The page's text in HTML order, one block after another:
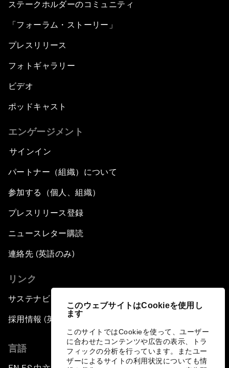
このウェブサイトはCookieを使用し
ます
このサイトではCookieを使って、ユーザー
に合わせたコンテンツや広告の表示、トラ
フィックの分析を行っています。またユー
ザーによるサイトの利用状況についても情
ステークホルダーのコミュニティ
「フォーラム・ストーリー」
プレスリリース
フォトギャラリー
ビデオ
ポッドキャスト
エンゲージメント
サインイン
パートナー（組織）について
参加する（個人、組織）
プレスリリース登録
ニュースレター購読
連絡先 (英語のみ)
リンク
サステナビリティへの取り組み
採用情報 (英語のみ)
言語